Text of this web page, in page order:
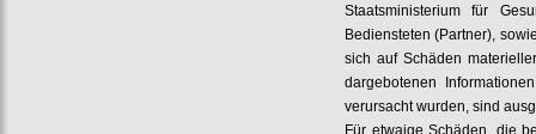
Staatsministerium für
Bediensteten (Partner),
sich auf Schäden
dargebotenen
verursacht wurden, sind
Für etwaige Schäden, die